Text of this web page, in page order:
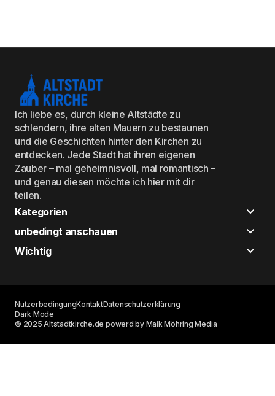
Ich liebe es, durch kleine Altstädte zu
schlendern, ihre alten Mauern zu bestaunen
und die Geschichten hinter den Kirchen zu
entdecken. Jede Stadt hat ihren eigenen
Zauber – mal geheimnisvoll, mal romantisch –
und genau diesen möchte ich hier mit dir
teilen.
Kategorien
unbedingt anschauen
Wichtig
© 2025 Altstadtkirche.de powerd by Maik Möhring Media
NutzerbedingungKontaktDatenschutzerklärung
Dark Mode